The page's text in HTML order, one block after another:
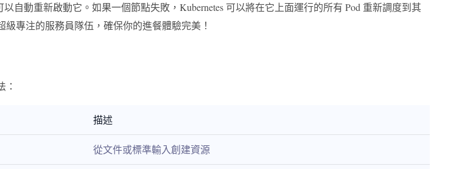
以自動重新啟動它。如果一個節點失敗，Kubernetes 可以將在它上面運行的所有 Pod 重新調度到其
專注的服務員隊伍，確保你的進餐體驗完美！
：
描述
從文件或標準輸入創建資源